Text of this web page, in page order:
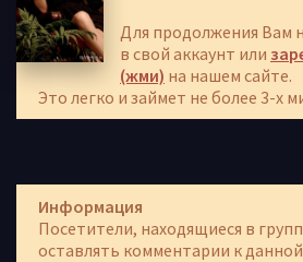
Для продолжения Вам
в свой аккаунт или
(жми) на нашем сайте.
Это легко и займет не более 3-х
Информация
Посетители, находящиеся в
оставлять комментарии к